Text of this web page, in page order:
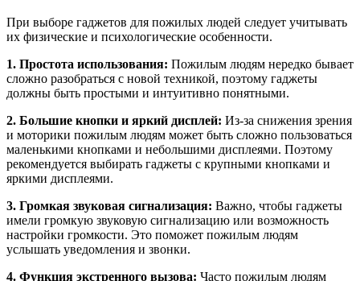
При выборе гаджетов для пожилых людей следует учитывать
их физические и психологические особенности.
1. Простота использования: Пожилым людям нередко бывает
сложно разобраться с новой техникой, поэтому гаджеты
должны быть простыми и интуитивно понятными.
2. Большие кнопки и яркий дисплей: Из-за снижения зрения
и моторики пожилым людям может быть сложно пользоваться
маленькими кнопками и небольшими дисплеями. Поэтому
рекомендуется выбирать гаджеты с крупными кнопками и
яркими дисплеями.
3. Громкая звуковая сигнализация: Важно, чтобы гаджеты
имели громкую звуковую сигнализацию или возможность
настройки громкости. Это поможет пожилым людям
услышать уведомления и звонки.
4. Функция экстренного вызова: Часто пожилым людям